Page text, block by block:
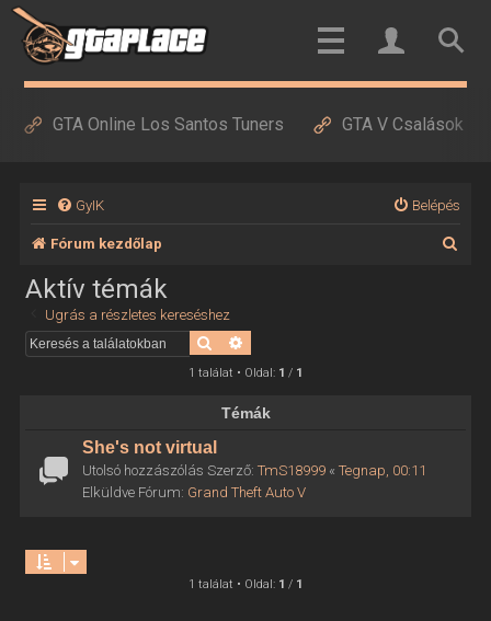
GTA Online Los Santos Tuners GTA V Csalások
GyIK Belépés
Fórum kezdőlap
Aktív témák
Ugrás a részletes kereséshez
Keresés
1 találat • Oldal: 1 / 1
Témák
She's not virtual
Utolsó hozzászólás Szerző: TmS18999« Tegnap, 00:11
Elküldve Fórum: Grand Theft Auto V
1 találat • Oldal: 1 / 1